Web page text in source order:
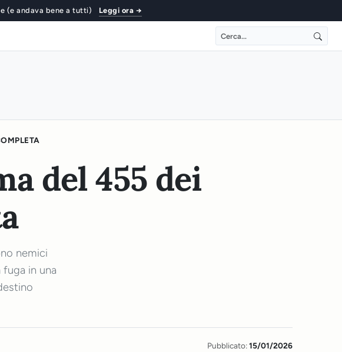
(e andava bene a tutti) Leggi ora →
del 455 dei
nemici
in una
Pubblicato:15/01/2026